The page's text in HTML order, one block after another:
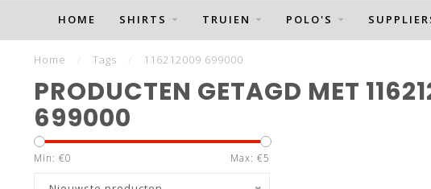
HOME SHIRTS TRUIEN POLO'S
Home Tags 116212009 699000
PRODUCTEN GETAGD MET
699000
Min: €0 Max: €5